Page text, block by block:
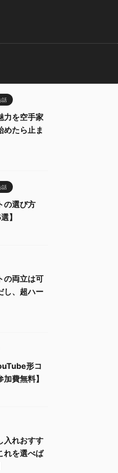
話
力を空手家
めたら止ま
話
の選び方
】
の両立は可
し、超ハー
形コ
費無料】
入れおすす
れを選べば